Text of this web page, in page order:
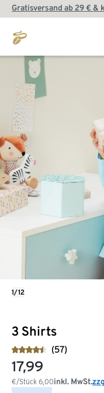
Gratisversand ab 29 € &
3 Shirts
(57)
17,99
€/Stück 6,00inkl. MwSt.
1/12